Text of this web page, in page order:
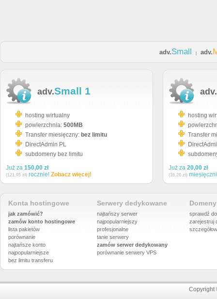
adv.Small adv.
adv.Small 1
hosting wirtualny
powierzchnia: 500MB
Transfer miesięczny: bez limitu
DirectAdmin PL
subdomeny bez limitu
Już za 150,00 zł
(121,95 zł) rocznie! Zobacz więcej!
adv.
hosting
Transfer
Już za 20,00 zł
(16,26 zł)
Konta hostingowe
jak zamówić?
zamów konto hostingowe
lista pakietów
porównanie
najtańsze konto
najpopularniejsze
bez limitu transferu
Serwery dedykowane
najtańszy serwer
najpopularniejszy
profesjonalne
tanie serwery
zamów serwer dedykowany
porównanie serwery VPS
sprawdź
zarejestruj
Copyright